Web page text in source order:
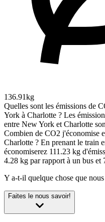
136.91kg
Quelles sont les émissions de
York à Charlotte ? Les
entre New York et Charlotte
Combien de CO2 j'économise
Charlotte ? En prenant le train
économiserez 111.23 kg
4.28 kg par rapport à un bus
Y a-t-il quelque chose que
Faites le nous savoir!